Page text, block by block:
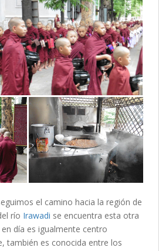
el camino hacia la región de
río Irawadi se encuentra esta otra
día es igualmente centro
también es conocida entre los